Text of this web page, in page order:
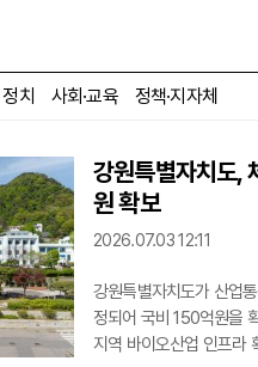
정치 사회·교육 정책·지자체
강원특별자치도,
원 확보
2026.07.03 12:11
강원특별자치도가 산업
정되어 국비 150억원을
지역 바이오산업 인프라